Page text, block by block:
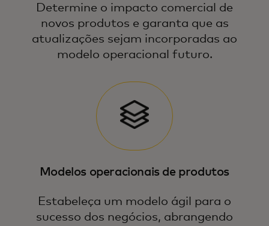
Determine o impacto comercial de
novos produtos e garanta que as
atualizações sejam incorporadas ao
modelo operacional futuro.
Modelos operacionais de produtos
Estabeleça um modelo ágil para o
sucesso dos negócios, abrangendo